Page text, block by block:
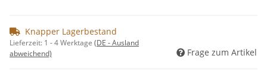
Knapper Lagerbestand
Lieferzeit: 1 - 4 Werktage (DE - Ausland
abweichend)
Frage zum Artikel